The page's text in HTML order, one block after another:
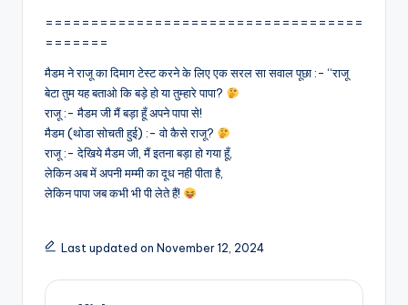
===================================
=======
मैडम ने राजू का दिमाग टेस्ट करने के लिए एक सरल सा सवाल पूछा :- “राजू
बेटा तुम यह बताओ कि बड़े हो या तुम्हारे पापा?
राजू :- मैडम जी मैं बड़ा हूँ अपने पापा से!
मैडम (थोडा सोचती हुई) :- वो कैसे राजू?
राजू :- देखिये मैडम जी, मैं इतना बड़ा हो गया हूँ,
लेकिन अब में अपनी मम्मी का दूध नही पीता है,
लेकिन पापा जब कभी भी पी लेते हैं!
Last updated on November 12, 2024